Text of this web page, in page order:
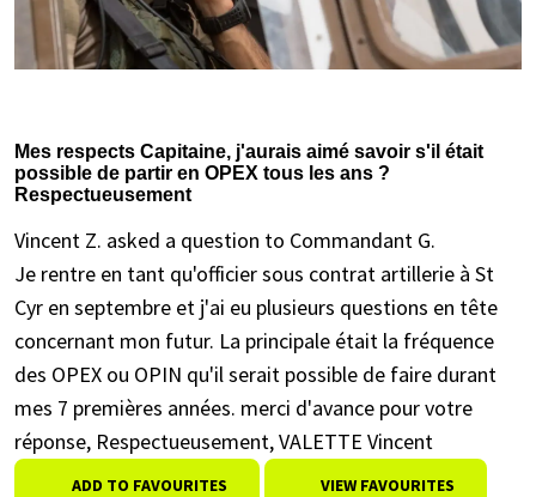
Mes respects Capitaine, j'aurais aimé savoir s'il était
possible de partir en OPEX tous les ans ?
Respectueusement
Vincent Z. asked a question to Commandant G.
Je rentre en tant qu'officier sous contrat artillerie à St
Cyr en septembre et j'ai eu plusieurs questions en tête
concernant mon futur. La principale était la fréquence
des OPEX ou OPIN qu'il serait possible de faire durant
mes 7 premières années. merci d'avance pour votre
réponse, Respectueusement, VALETTE Vincent
ADD TO FAVOURITES VIEW FAVOURITES